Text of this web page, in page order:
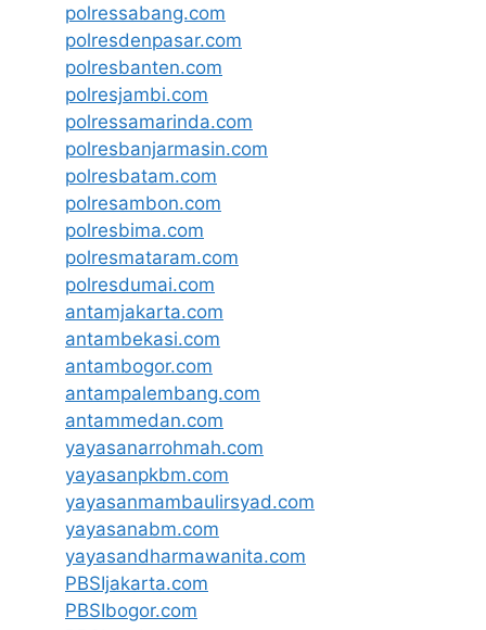
polressabang.com
polresdenpasar.com
polresbanten.com
polresjambi.com
polressamarinda.com
polresbanjarmasin.com
polresbatam.com
polresambon.com
polresbima.com
polresmataram.com
polresdumai.com
antamjakarta.com
antambekasi.com
antambogor.com
antampalembang.com
antammedan.com
yayasanarrohmah.com
yayasanpkbm.com
yayasanmambaulirsyad.com
yayasanabm.com
yayasandharmawanita.com
PBSIjakarta.com
PBSIbogor.com